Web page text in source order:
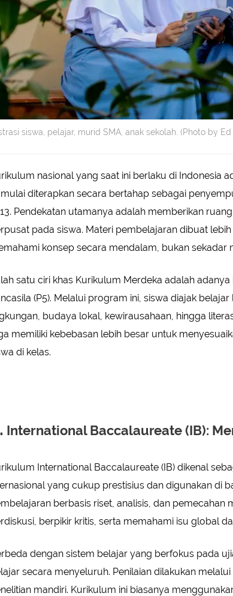
siswa, pelajar, murid SMA, anak sekolah. (Photo by
nasional yang saat ini berlaku di Indonesia
mulai diterapkan secara bertahap sebagai
Pendekatan utamanya adalah memberikan
pada siswa. Materi pembelajaran dibuat
konsep secara mendalam, bukan sekadar
satu ciri khas Kurikulum Merdeka adalah
(P5). Melalui program ini, siswa diajak
budaya lokal, kewirausahaan, hingga
memiliki kebebasan lebih besar untuk
di kelas.
International Baccalaureate (IB):
International Baccalaureate (IB) dikenal
yang cukup prestisius dan digunakan di
berbasis riset, analisis, dan pemecahan
berpikir kritis, serta memahami isu global
dengan sistem belajar yang berfokus pada
secara menyeluruh. Penilaian dilakukan
mandiri. Kurikulum ini biasanya